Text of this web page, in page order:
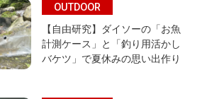
OUTDOOR
【自由研究】ダイソーの「お魚
計測ケース」と「釣り用活かし
バケツ」で夏休みの思い出作り